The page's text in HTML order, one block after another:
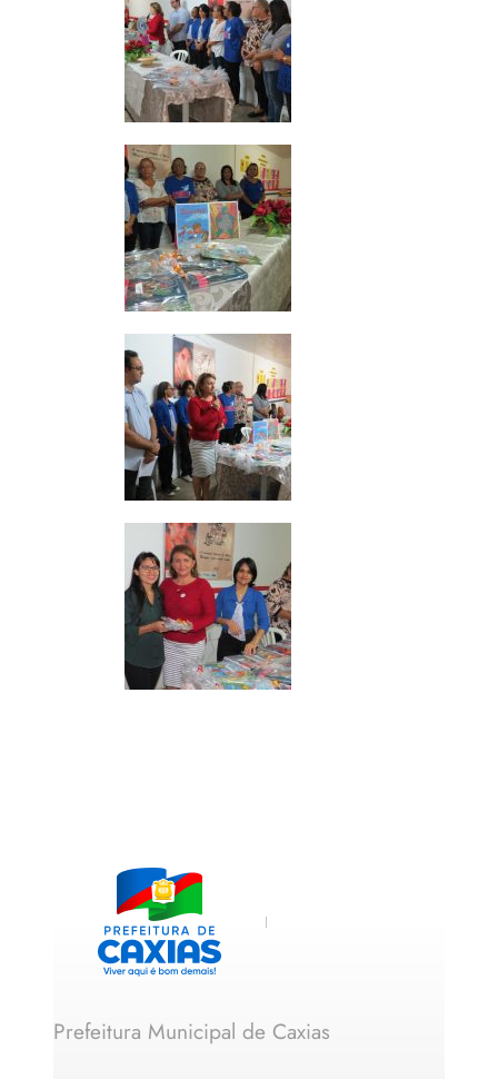
Prefeitura Municipal de Caxias